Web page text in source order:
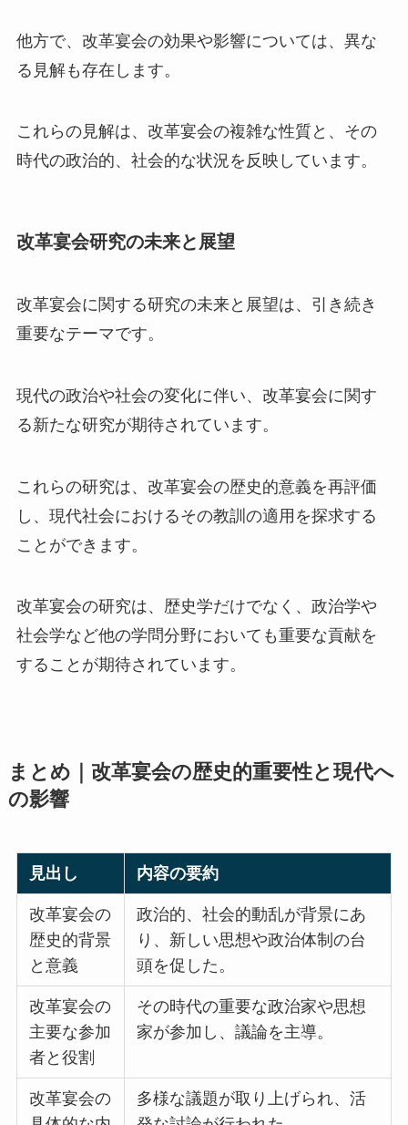
他方で、改革宴会の効果や影響については、異な
る見解も存在します。
これらの見解は、改革宴会の複雑な性質と、その
時代の政治的、社会的な状況を反映しています。
改革宴会研究の未来と展望
改革宴会に関する研究の未来と展望は、引き続き
重要なテーマです。
現代の政治や社会の変化に伴い、改革宴会に関す
る新たな研究が期待されています。
これらの研究は、改革宴会の歴史的意義を再評価
し、現代社会におけるその教訓の適用を探求する
ことができます。
改革宴会の研究は、歴史学だけでなく、政治学や
社会学など他の学問分野においても重要な貢献を
することが期待されています。
まとめ｜改革宴会の歴史的重要性と現代へ
の影響
見出し 内容の要約
改革宴会の
歴史的背景
と意義
政治的、社会的動乱が背景にあ
り、新しい思想や政治体制の台
頭を促した。
改革宴会の
主要な参加
者と役割
その時代の重要な政治家や思想
家が参加し、議論を主導。
改革宴会の
多様な議題が取り上げられ、活